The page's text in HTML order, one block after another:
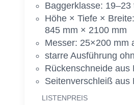
2000 mm
200 cm
Bag­ger­klas­se: 19–23
Höhe × Tie­fe ×
845 mm × 2100 mm
Mes­ser: 25×200 mm
star­re Aus­füh­rung
Rü­cken­schnei­de aus
Sei­ten­ver­schleiß aus
LIS­TEN­PREIS